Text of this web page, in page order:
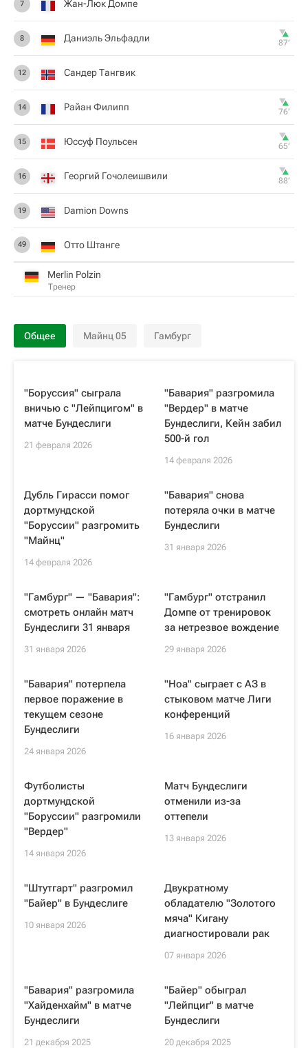
7 Жан-Люк Домпе
8 Даниэль Эльфадли 87‎’‎
12 Сандер Тангвик
14 Райан Филипп 76‎’‎
15 Юссуф Поульсен 65‎’‎
16 Георгий Гочолеишвили 88‎’‎
19 Damion Downs
49 Отто Штанге
Merlin Polzin
Тренер
Общее Майнц 05 Гамбург
"Боруссия" сыграла
вничью с "Лейпцигом" в
матче Бундеслиги
21 февраля 2026
"Бавария" разгромила
"Вердер" в матче
Бундеслиги, Кейн забил
500-й гол
14 февраля 2026
Дубль Гирасси помог
дортмундской
"Боруссии" разгромить
"Майнц"
14 февраля 2026
"Бавария" снова
потеряла очки в матче
Бундеслиги
31 января 2026
"Гамбург" — "Бавария":
смотреть онлайн матч
Бундеслиги 31 января
31 января 2026
"Гамбург" отстранил
Домпе от тренировок
за нетрезвое вождение
29 января 2026
"Бавария" потерпела
первое поражение в
текущем сезоне
Бундеслиги
24 января 2026
"Ноа" сыграет с АЗ в
стыковом матче Лиги
конференций
16 января 2026
Футболисты
дортмундской
"Боруссии" разгромили
"Вердер"
14 января 2026
Матч Бундеслиги
отменили из-за
оттепели
13 января 2026
"Штутгарт" разгромил
"Байер" в Бундеслиге
10 января 2026
Двукратному
обладателю "Золотого
мяча" Кигану
диагностировали рак
07 января 2026
"Бавария" разгромила
"Хайденхайм" в матче
Бундеслиги
21 декабря 2025
"Байер" обыграл
"Лейпциг" в матче
Бундеслиги
20 декабря 2025